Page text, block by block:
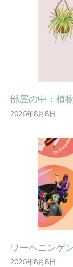
部屋の中：植
2026年8月8日
ワーヘニンゲ
2026年8月8日